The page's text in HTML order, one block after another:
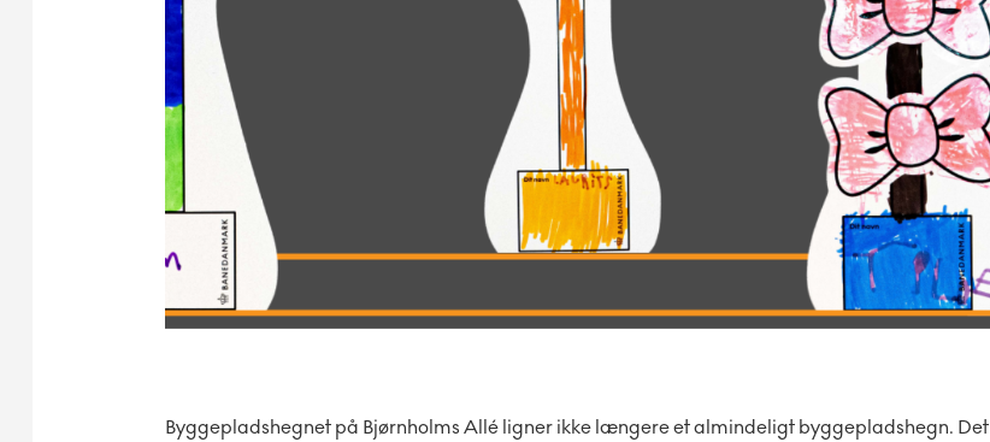
Byggepladshegnet på Bjørnholms Allé ligner ikke længere et almindeligt byggepladshegn. Det